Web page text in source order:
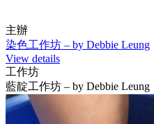
主辦
染色工作坊 – by Debbie Leung
View details
工作坊
藍靛工作坊 – by Debbie Leung